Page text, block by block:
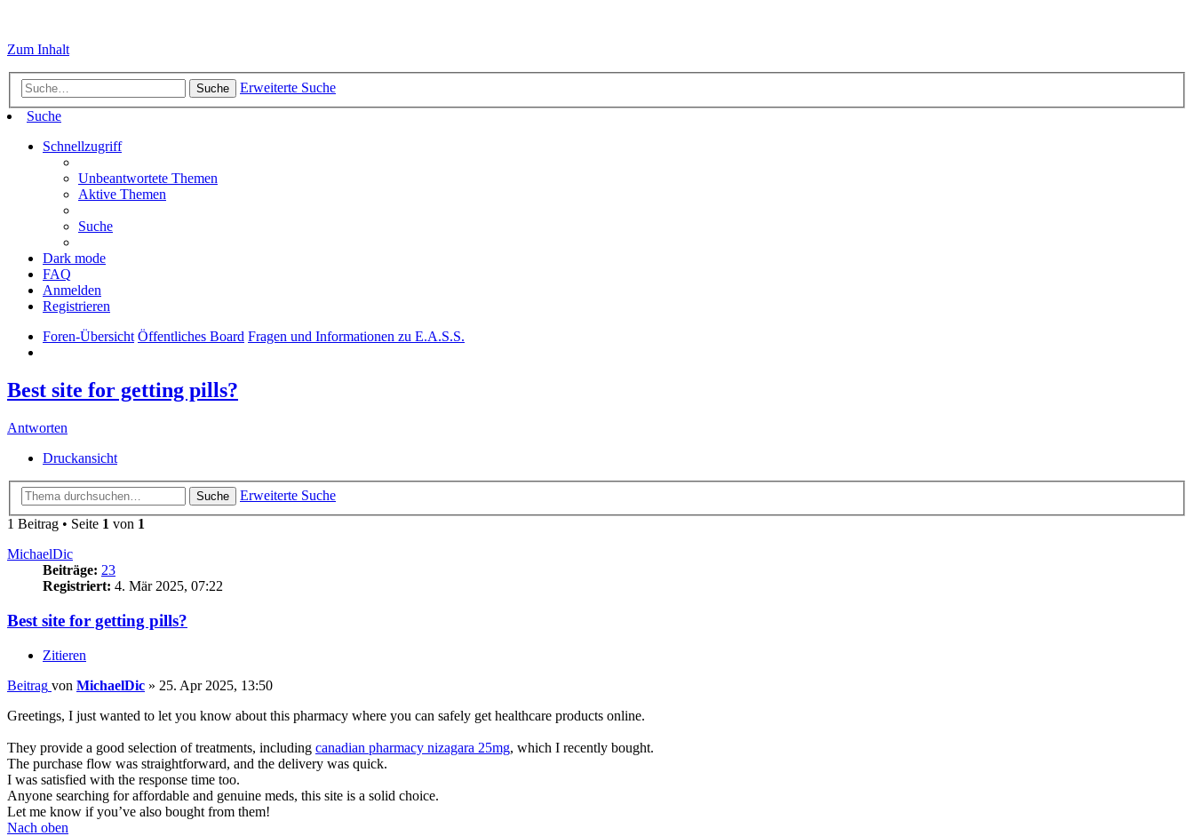
Zum Inhalt
Suche
Erweiterte Suche
Suche
Schnellzugriff
Unbeantwortete Themen
Aktive Themen
Suche
Dark mode
FAQ
Anmelden
Registrieren
Foren-Übersicht Öffentliches Board Fragen und Informationen zu E.A.S.S.
Best site for getting pills?
Antworten
Druckansicht
Suche
Erweiterte Suche
1 Beitrag • Seite 1 von 1
MichaelDic
Beiträge: 23
Registriert: 4. Mär 2025, 07:22
Best site for getting pills?
Zitieren
Beitrag von MichaelDic » 25. Apr 2025, 13:50
Greetings, I just wanted to let you know about this pharmacy where you can safely get healthcare products online.
They provide a good selection of treatments, including canadian pharmacy nizagara 25mg, which I recently bought.
The purchase flow was straightforward, and the delivery was quick.
I was satisfied with the response time too.
Anyone searching for affordable and genuine meds, this site is a solid choice.
Let me know if you’ve also bought from them!
Nach oben